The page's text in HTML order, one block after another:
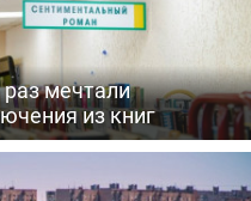
мечтали
из книг